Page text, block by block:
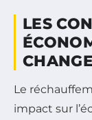
LES
Le
impact sur